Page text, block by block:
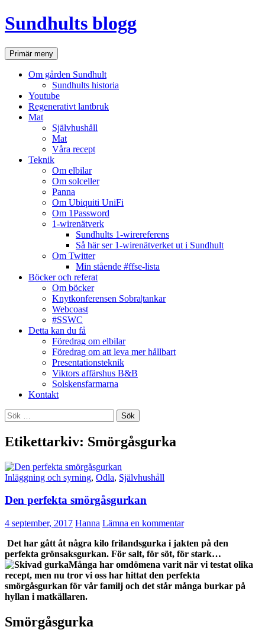
Hoppa
till
Sundhults blogg
SökPrimär meny
Om gården Sundhult
Sundhults historia
Youtube
Regenerativt lantbruk
Mat
Självhushåll
Mat
Våra recept
Teknik
Om elbilar
Om solceller
Panna
Om Ubiquiti UniFi
Om 1Password
1-wirenätverk
Sundhults 1-wirereferens
Så här ser 1-wirenätverket ut i Sundhult
Om Twitter
Min stående #ffse-lista
Böcker och referat
Om böcker
Knytkonferensen Sobra|tankar
Webcoast
#SSWC
Detta kan du få
Föredrag om elbilar
Föredrag om att leva mer hållbart
Presentationsteknik
Viktors affärshus B&B
Solskensfarmarna
Kontakt
Sök
efter:
Etikettarkiv: Smörgåsgurka
Inläggning och syrning, Odla, Självhushåll
Den perfekta smörgåsgurkan
4 september, 2017 Hanna Lämna en kommentar
Det har gått åt några kilo frilandsgurka i jakten på den
perfekta grönsaksgurkan. För salt, för söt, för stark…
Många har omdömena varit när vi testat olika
recept, men nu tror vi oss har hittat den perfekta
smörgåsgurkan för vår familj och det står många burkar på
hyllan i matkällaren.
Smörgåsgurka